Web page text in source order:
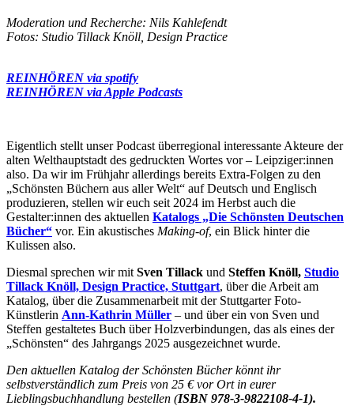
Moderation und Recherche: Nils Kahlefendt
Fotos: Studio Tillack Knöll, Design Practice
REINHÖREN via spotify
REINHÖREN via Apple Podcasts
Eigentlich stellt unser Podcast überregional interessante Akteure der
alten Welthauptstadt des gedruckten Wortes vor – Leipziger:innen
also. Da wir im Frühjahr allerdings bereits Extra-Folgen zu den
„Schönsten Büchern aus aller Welt“ auf Deutsch und Englisch
produzieren, stellen wir euch seit 2024 im Herbst auch die
Gestalter:innen des aktuellen Katalogs „Die Schönsten Deutschen
Bücher“ vor. Ein akustisches Making-of, ein Blick hinter die
Kulissen also.
Diesmal sprechen wir mit Sven Tillack und Steffen Knöll, Studio
Tillack Knöll, Design Practice, Stuttgart, über die Arbeit am
Katalog, über die Zusammenarbeit mit der Stuttgarter Foto-
Künstlerin Ann-Kathrin Müller – und über ein von Sven und
Steffen gestaltetes Buch über Holzverbindungen, das als eines der
„Schönsten“ des Jahrgangs 2025 ausgezeichnet wurde.
Den aktuellen Katalog der Schönsten Bücher könnt ihr
selbstverständlich zum Preis von 25 € vor Ort in eurer
Lieblingsbuchhandlung bestellen (ISBN 978-3-9822108-4-1).